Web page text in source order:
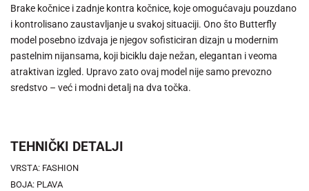
Brake kočnice i zadnje kontra kočnice, koje omogućavaju pouzdano
i kontrolisano zaustavljanje u svakoj situaciji. Ono što Butterfly
model posebno izdvaja je njegov sofisticiran dizajn u modernim
pastelnim nijansama, koji biciklu daje nežan, elegantan i veoma
atraktivan izgled. Upravo zato ovaj model nije samo prevozno
sredstvo – već i modni detalj na dva točka.
TEHNIČKI DETALJI
VRSTA: FASHION
BOJA: PLAVA